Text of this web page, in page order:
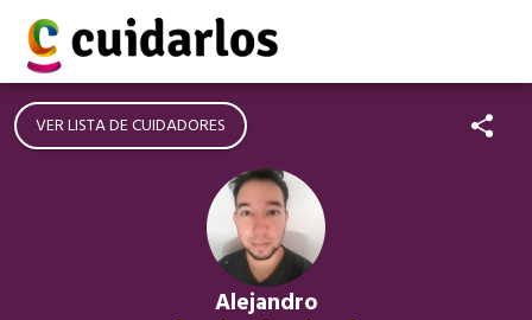
VER LISTA DE CUIDADORES
Alejandro